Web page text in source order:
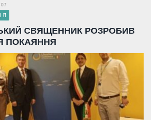
СВЯЩЕННИК РОЗРОБИВ
ПОКАЯННЯ